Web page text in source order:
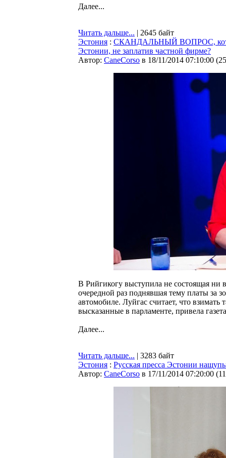
Далее...
Читать дальше... | 2645 байт
Эстония : СКАНДАЛЬНЫЙ ВОПРОС,
Эстонии, не заплатив частной фирме?
Автор: CaneCorso в 18/11/2014 07:10:00 (
В Рийгикогу выступила не состоящая ни
очередной раз поднявшая тему платы за
автомобиле. Луйгас считает, что
высказанные в парламенте, привела
Далее...
Читать дальше... | 3283 байт
Эстония : Русская пресса Эстонии
Автор: CaneCorso в 17/11/2014 07:20:00 (